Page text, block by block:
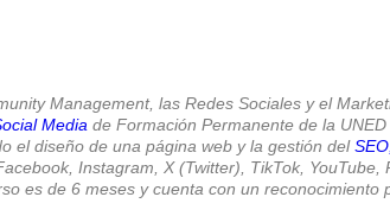
Management, las Redes Sociales y el
Media de Formación Permanente de la
el diseño de una página web y la gestión del
Instagram, X (Twitter), TikTok, YouTube,
es de 6 meses y cuenta con un reconocimiento